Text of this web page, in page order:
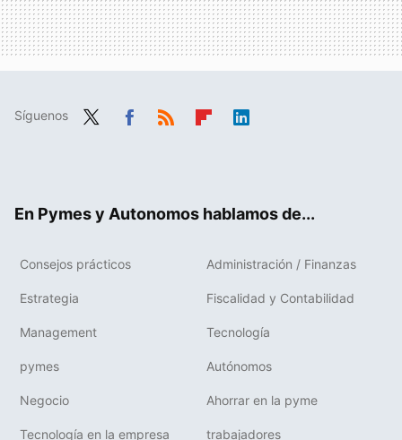
Síguenos
En Pymes y Autonomos hablamos de...
Consejos prácticos Administración / Finanzas
Estrategia Fiscalidad y Contabilidad
Management Tecnología
pymes Autónomos
Negocio Ahorrar en la pyme
Tecnología en la empresa trabajadores